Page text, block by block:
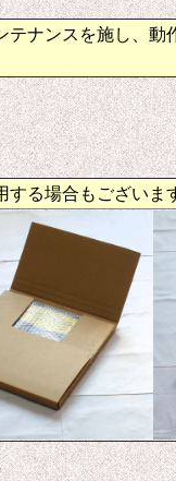
テナンスを施し、動
る場合もございま